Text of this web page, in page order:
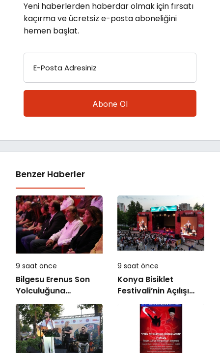
Yeni haberlerden haberdar olmak için fırsatı
kaçırma ve ücretsiz e-posta aboneliğini
hemen başlat.
E-Posta Adresiniz
Benzer Haberler
9 saat önce
Bilgesu Erenus Son
Yolculuğuna
Uğurlandı
9 saat önce
Konya Bisiklet
Festivali’nin Açılışı
Coşkuyla Gerçekleşti